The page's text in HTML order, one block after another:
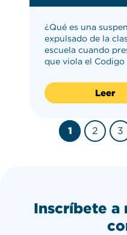
¿Qué es una
expulsado de la
escuela cuando
que viola el
Leer
1 2 3
Inscríbete a